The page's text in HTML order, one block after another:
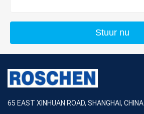
Stuur nu
65 EAST XINHUAN ROAD, SHANGHAI, CHINA